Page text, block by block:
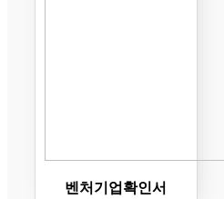
벤처기업확인서